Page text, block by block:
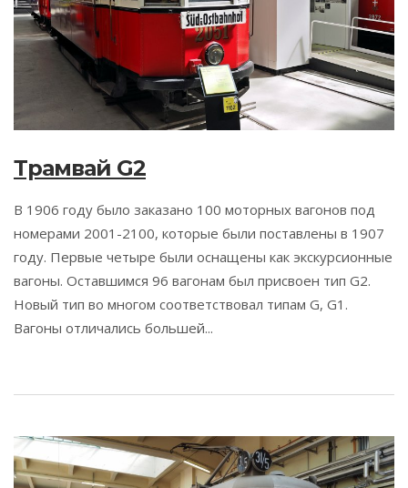
Трамвай G2
В 1906 году было заказано 100 моторных вагонов под
номерами 2001-2100, которые были поставлены в 1907
году. Первые четыре были оснащены как экскурсионные
вагоны. Оставшимся 96 вагонам был присвоен тип G2.
Новый тип во многом соответствовал типам G, G1.
Вагоны отличались большей...